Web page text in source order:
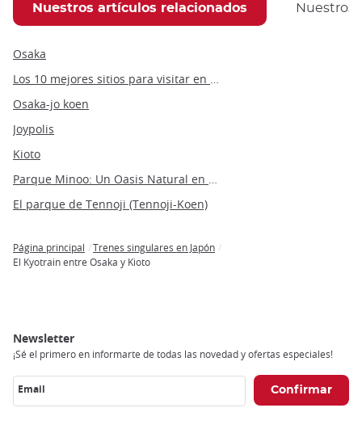
Nuestros artículos relacionados Nuestros
Osaka
Los 10 mejores sitios para visitar en Osaka, según nuestro Travel Angel Yann
Osaka-jo koen
Joypolis
Kioto
Parque Minoo: Un Oasis Natural en las Afueras de Osaka
El parque de Tennoji (Tennoji-Koen)
Breadcrumb
Página principal
Trenes singulares en Japón
El Kyotrain entre Osaka y Kioto
Newsletter
¡Sé el primero en informarte de todas las novedad y ofertas especiales!
Email